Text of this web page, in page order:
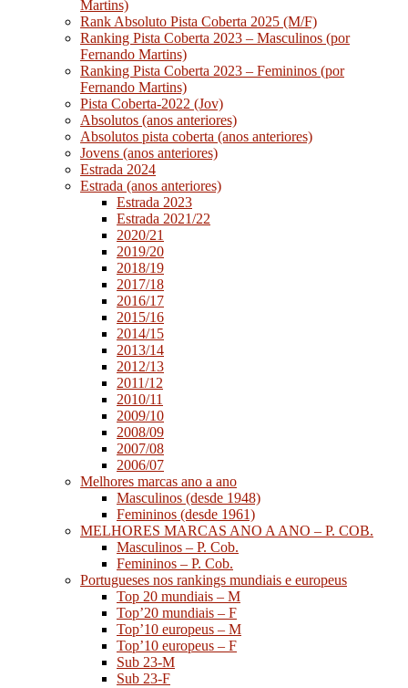
Martins)
Rank Absoluto Pista Coberta 2025 (M/F)
Ranking Pista Coberta 2023 – Masculinos (por
Fernando Martins)
Ranking Pista Coberta 2023 – Femininos (por
Fernando Martins)
Pista Coberta-2022 (Jov)
Absolutos (anos anteriores)
Absolutos pista coberta (anos anteriores)
Jovens (anos anteriores)
Estrada 2024
Estrada (anos anteriores)
Estrada 2023
Estrada 2021/22
2020/21
2019/20
2018/19
2017/18
2016/17
2015/16
2014/15
2013/14
2012/13
2011/12
2010/11
2009/10
2008/09
2007/08
2006/07
Melhores marcas ano a ano
Masculinos (desde 1948)
Femininos (desde 1961)
MELHORES MARCAS ANO A ANO – P. COB.
Masculinos – P. Cob.
Femininos – P. Cob.
Portugueses nos rankings mundiais e europeus
Top 20 mundiais – M
Top’20 mundiais – F
Top’10 europeus – M
Top’10 europeus – F
Sub 23-M
Sub 23-F